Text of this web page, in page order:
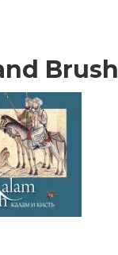
Brush